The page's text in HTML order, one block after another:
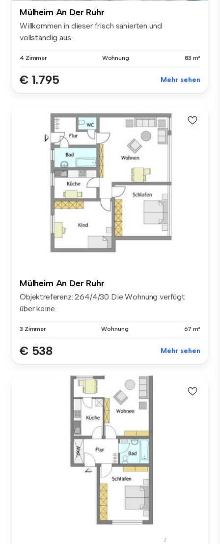
Mülheim An Der Ruhr
Willkommen in dieser frisch sanierten und
vollständig aus...
4 Zimmer Wohnung 83 m²
€ 1.795 Mehr sehen
Mülheim An Der Ruhr
Objektreferenz: 264/4/30 Die Wohnung verfügt
über keine...
3 Zimmer Wohnung 67 m²
€ 538 Mehr sehen